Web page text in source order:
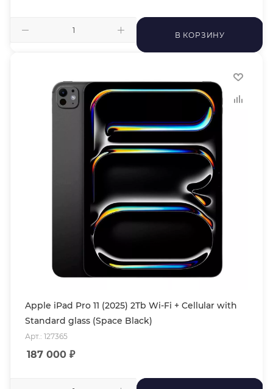
В КОРЗИНУ
Apple iPad Pro 11 (2025) 2Tb Wi-Fi + Cellular with
Standard glass (Space Black)
Арт.: 127365
187 000 ₽